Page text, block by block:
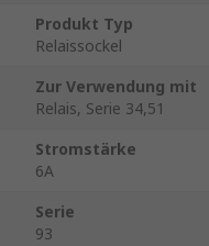
Produkt Typ
Relaissockel
Zur Verwendung mit
Relais, Serie 34,51
Stromstärke
6A
Serie
93